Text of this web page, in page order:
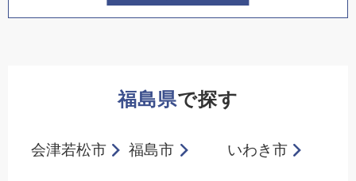
福島県で探す
会津若松市 福島市 いわき市